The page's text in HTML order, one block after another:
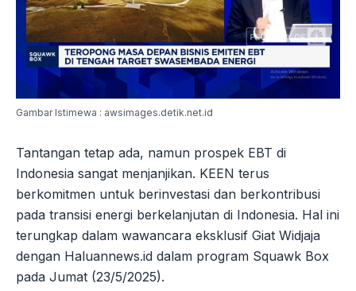
Gambar Istimewa : awsimages.detik.net.id
Tantangan tetap ada, namun prospek EBT di
Indonesia sangat menjanjikan. KEEN terus
berkomitmen untuk berinvestasi dan berkontribusi
pada transisi energi berkelanjutan di Indonesia. Hal ini
terungkap dalam wawancara eksklusif Giat Widjaja
dengan Haluannews.id dalam program Squawk Box
pada Jumat (23/5/2025).